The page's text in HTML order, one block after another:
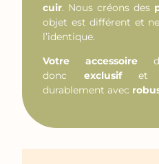
cuir. Nous créons des
objet est différent et
l’identique.
Votre accessoire
donc exclusifet
durablement avec